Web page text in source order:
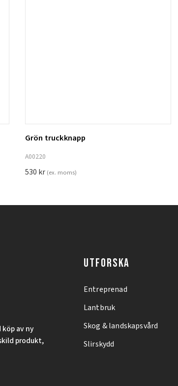
Lägg till i varukorg
Grön truckknapp
A00220
530 kr (ex. moms)
av ny
produkt,
UTFORSKA
Entreprenad
Lantbruk
Skog & landskapsvård
Slirskydd